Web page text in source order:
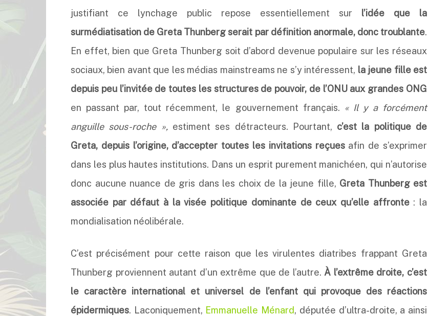
justifiant ce lynchage public repose essentiellement sur l’idée que la
surmédiatisation de Greta Thunberg serait par définition anormale, donc troublante.
En effet, bien que Greta Thunberg soit d’abord devenue populaire sur les réseaux
sociaux, bien avant que les médias mainstreams ne s’y intéressent, la jeune fille est
depuis peu l’invitée de toutes les structures de pouvoir, de l’ONU aux grandes ONG
en passant par, tout récemment, le gouvernement français. « Il y a forcément
anguille sous-roche »,estiment ses détracteurs. Pourtant, c’est la politique de
Greta, depuis l’origine, d’accepter toutes les invitations reçuesafin de s’exprimer
dans les plus hautes institutions. Dans un esprit purement manichéen, qui n’autorise
donc aucune nuance de gris dans les choix de la jeune fille, Greta Thunberg est
associée par défaut à la visée politique dominante de ceux qu’elle affronte: la
mondialisation néolibérale.
C’est précisément pour cette raison que les virulentes diatribes frappant Greta
Thunberg proviennent autant d’un extrême que de l’autre. À l’extrême droite, c’est
le caractère international et universel de l’enfant qui provoque des réactions
épidermiques. Laconiquement, Emmanuelle Ménard, députée d’ultra-droite, a ainsi